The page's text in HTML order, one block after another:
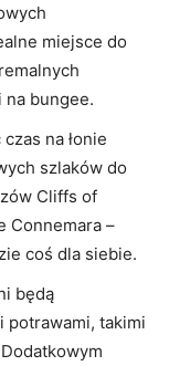
miejsce do
bungee.
na⁤ łonie
szlaków do
‌Cliffs of
Connemara –
coś ⁤dla siebie.
będą
potrawami, ‍takimi‌